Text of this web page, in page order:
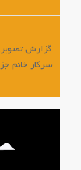
گزارش
سرکار خانم